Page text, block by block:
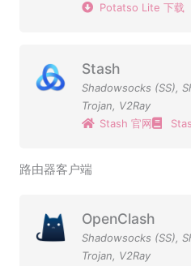
Potatso Lite 下载
Stash
Shadowsocks (SS),
Trojan, V2Ray
Stash 官网
路由器客户端
OpenClash
Shadowsocks (SS),
Trojan, V2Ray